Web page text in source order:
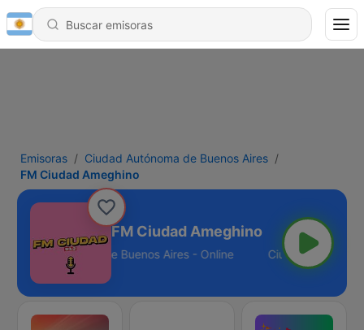
Emisoras
Ciudad Autónoma de Buenos Aires
FM Ciudad Ameghino
FM Ciudad Ameghino
Ciudad Autónoma de Buenos Aires - Online